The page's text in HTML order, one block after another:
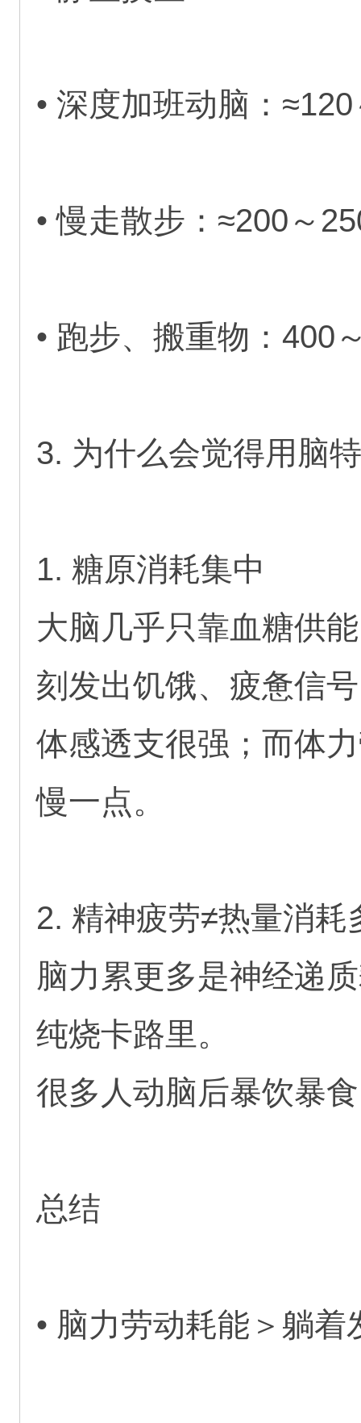
• 深度加班动脑：
• 慢走散步：≈200～
• 跑步、搬重物：400
3. 为什么会觉得用脑
1. 糖原消耗集中
大脑几乎只靠血糖供
刻发出饥饿、疲惫信
体感透支很强；而体
慢一点。
2. 精神疲劳≠热量消耗
脑力累更多是神经递
纯烧卡路里。
很多人动脑后暴饮暴
总结
• 脑力劳动耗能＞躺